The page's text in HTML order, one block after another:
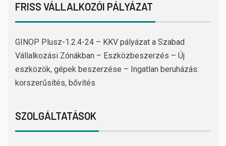
FRISS VÁLLALKOZÓI PÁLYÁZAT
GINOP Plusz-1.2.4-24 – KKV pályázat a Szabad
Vállalkozási Zónákban – Eszközbeszerzés – Új
eszközök, gépek beszerzése – Ingatlan beruházás:
korszerűsítés, bővítés
SZOLGÁLTATÁSOK